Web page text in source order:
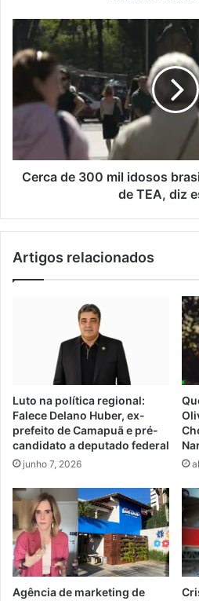
Cerca
300
idosos
brasileiros
algum
grau
deCerca de 300 mil idosos
de TEA, diz
Artigos relacionados
Luto na política regional:
Falece Delano Huber, ex-
prefeito de Camapuã e pré-
candidato a deputado federal
junho 7, 2026
Agência de marketing de